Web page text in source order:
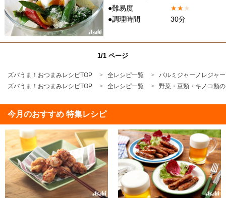
●難易度
★★★
●調理時間
30分
1/1 ページ
ズバうま！おつまみレシピTOP 全レシピ一覧
パルミジャーノレジャ
ズバうま！おつまみレシピTOP
全レシピ一覧 野菜・豆類・キノコ類
今月のおすすめ 特集レシピ